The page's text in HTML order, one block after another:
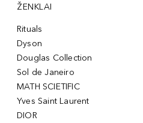
ŽENKLAI
Rituals
Dyson
Douglas Collection
Sol de Janeiro
MATH SCIETIFIC
Yves Saint Laurent
DIOR